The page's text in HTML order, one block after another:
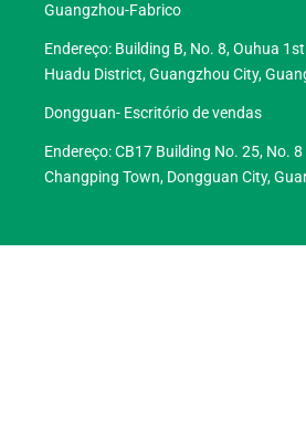
Guangzhou-Fabrico
Endereço: Building B, No. 8, Ouhua
Huadu District, Guangzhou City,
Dongguan- Escritório de vendas
Endereço: CB17 Building No. 25, No.
Changping Town, Dongguan City,